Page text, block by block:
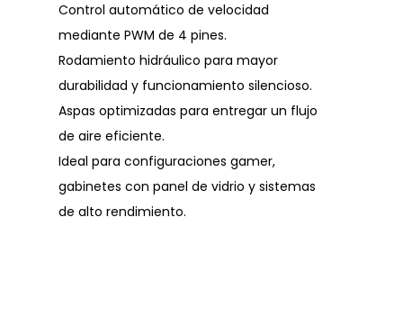
Control automático de velocidad
mediante PWM de 4 pines.
Rodamiento hidráulico para mayor
durabilidad y funcionamiento silencioso.
Aspas optimizadas para entregar un flujo
de aire eficiente.
Ideal para configuraciones gamer,
gabinetes con panel de vidrio y sistemas
de alto rendimiento.